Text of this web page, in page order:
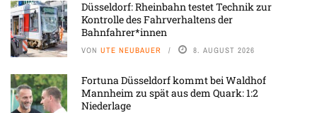
Düsseldorf: Rheinbahn testet Technik zur
Kontrolle des Fahrverhaltens der
Bahnfahrer*innen
VON UTE NEUBAUER 8. AUGUST 2026
Fortuna Düsseldorf kommt bei Waldhof
Mannheim zu spät aus dem Quark: 1:2
Niederlage